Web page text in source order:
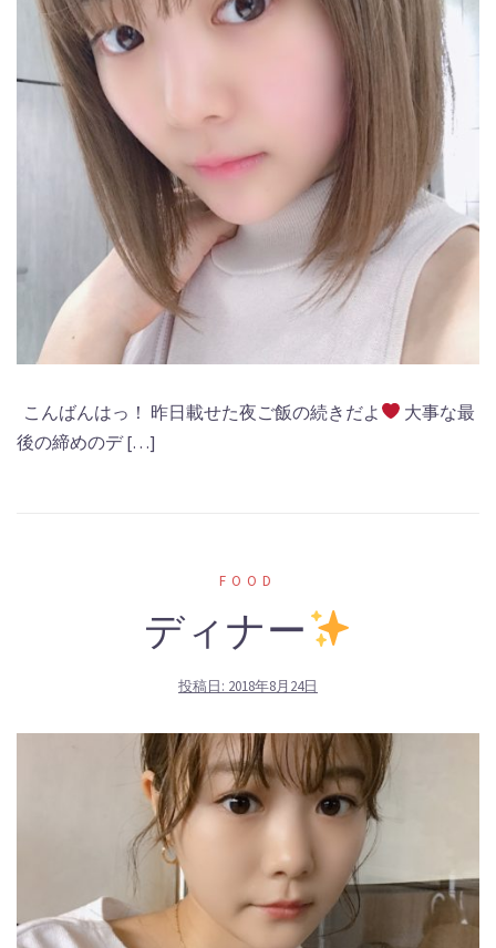
こんばんはっ！ 昨日載せた夜ご飯の続きだよ
大事な最
後の締めのデ […]
FOOD
ディナー
投稿日: 2018年8月24日